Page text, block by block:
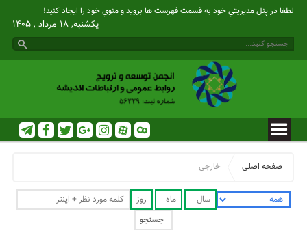
لطفا در پنل مديريتي خود به قسمت فهرست ها برويد و منوي خود را ايجاد كنيد!
یکشنبه, ۱۸ مرداد , ۱۴۰۵
صفحه اصلی خارجی